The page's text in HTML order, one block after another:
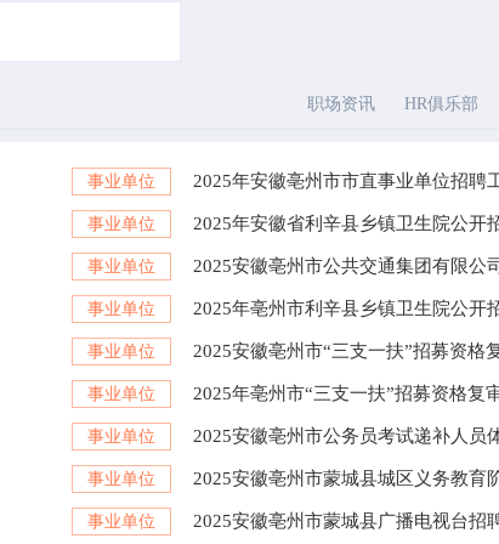
职场资讯 HR俱乐部
事业单位
事业单位 2025年安徽省利辛县乡镇卫生院公开
事业单位
事业单位 2025年亳州市利辛县乡镇卫生院公开
事业单位 2025安徽亳州市“三支一扶”招募资格
事业单位 2025年亳州市“三支一扶”招募资格复
事业单位 2025安徽亳州市公务员考试递补人员
事业单位
事业单位